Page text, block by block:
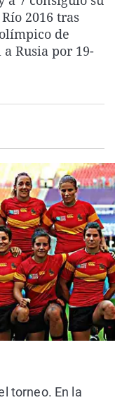
La rosa de los vientos
Gente viajera
Como el perro y el
Caso
Retornados
Equipo de
Extremadura
Galicia
Virales
Televisión
Elecciones
2016 tras
de
Rusia por 19-
torneo. En la